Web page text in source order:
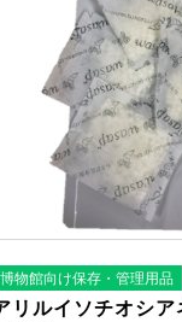
博物館向け保存・管理用品
リルイソチオシア